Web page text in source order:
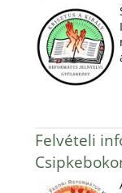
Felvételi